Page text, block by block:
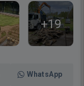
+19
WhatsApp